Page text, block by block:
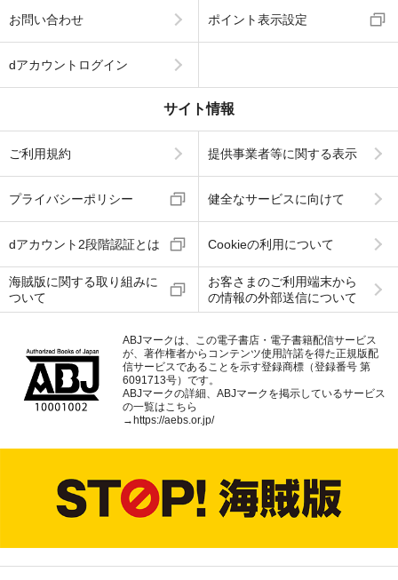
お問い合わせ ポイント表示設定
dアカウントログイン
サイト情報
ご利用規約 提供事業者等に関する表示
プライバシーポリシー 健全なサービスに向けて
dアカウント2段階認証とは Cookieの利用について
海賊版に関する取り組みに
ついて
お客さまのご利用端末から
の情報の外部送信について
ABJマークは、この電子書店・電子書籍配信サービス
が、著作権者からコンテンツ使用許諾を得た正規版配
信サービスであることを示す登録商標（登録番号 第
6091713号）です。
ABJマークの詳細、ABJマークを掲示しているサービス
の一覧はこちら
→https://aebs.or.jp/